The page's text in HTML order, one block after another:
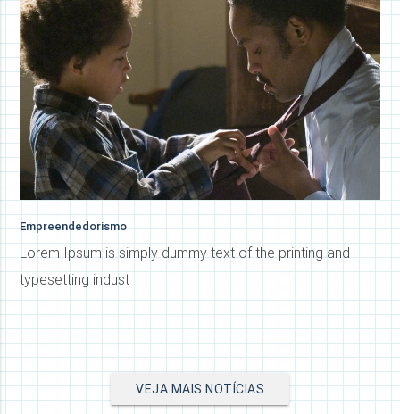
Empreendedorismo
Lorem Ipsum is simply dummy text of the printing and
typesetting indust
VEJA MAIS NOTÍCIAS